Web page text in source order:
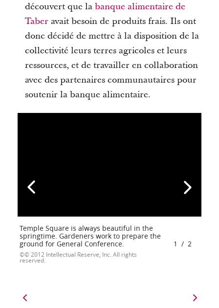
découvert que la banque alimentaire de
Taber avait besoin de produits frais. Ils ont
donc décidé de mettre à la disposition de la
collectivité leurs terres agricoles et leurs
ressources, et de travailler en collaboration
avec des partenaires communautaires pour
soutenir la banque alimentaire.
Temple Square is always beautiful in the
springtime. Gardeners work to prepare the
ground for General Conference.
© 2012 Intellectual Reserve, Inc. All rights
reserved.
1 / 2